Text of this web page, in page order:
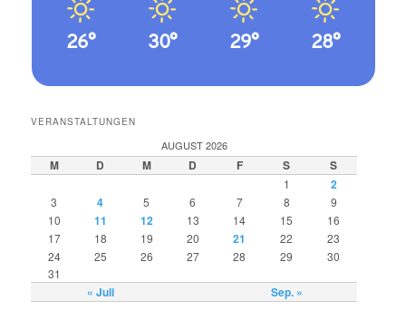
26° 30° 29° 28°
VERANSTALTUNGEN
AUGUST 2026
M D M D F S S
1 2
3 4 5 6 7 8
9
10
11 12 13 14 15
16
17
18 19 20 21 22
23
24
25 26 27 28 29
30
31
« Juli Sep. »